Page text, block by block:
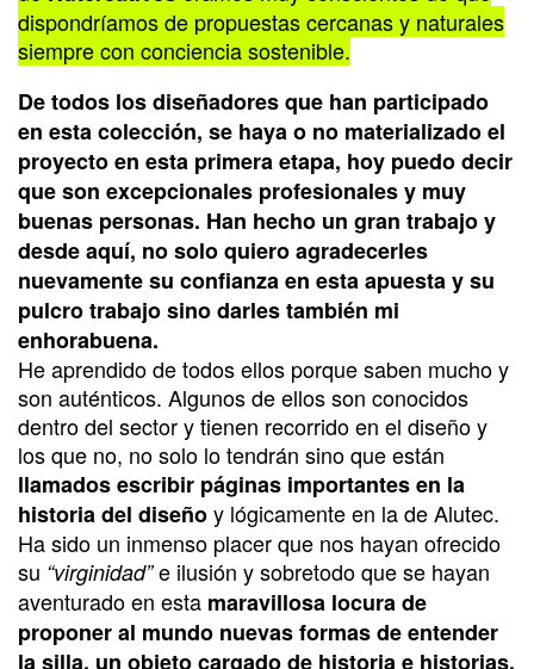
dispondríamos de propuestas cercanas y naturales
siempre con conciencia sostenible.
De todos los diseñadores que han participado
en esta colección, se haya o no materializado el
proyecto en esta primera etapa, hoy puedo decir
que son excepcionales profesionales y muy
buenas personas. Han hecho un gran trabajo y
desde aquí, no solo quiero agradecerles
nuevamente su confianza en esta apuesta y su
pulcro trabajo sino darles también mi
enhorabuena.
He aprendido de todos ellos porque saben mucho y
son auténticos. Algunos de ellos son conocidos
dentro del sector y tienen recorrido en el diseño y
los que no, no solo lo tendrán sino que están
llamados escribir páginas importantes en la
historia del diseñoy lógicamente en la de Alutec.
Ha sido un inmenso placer que nos hayan ofrecido
su “virginidad”e ilusión y sobretodo que se hayan
aventurado en esta maravillosa locura de
proponer al mundo nuevas formas de entender
la silla, un objeto cargado de historia e historias.